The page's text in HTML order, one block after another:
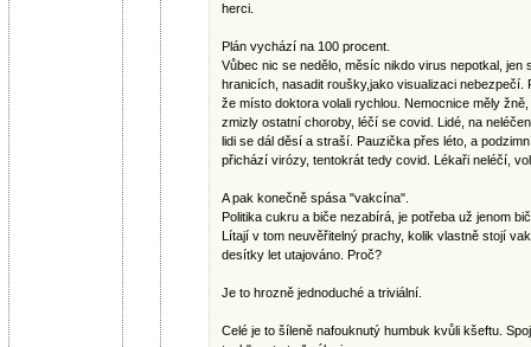
herci.
Plán vychází na 100 procent.
Vůbec nic se nedělo, měsíc nikdo virus nepotkal, jen
hranicích, nasadit roušky,jako visualizaci nebezpečí.
že místo doktora volali rychlou. Nemocnice měly
zmizly ostatní choroby, léčí se covid. Lidé, na
lidi se dál děsí a straší. Pauzička přes léto, a
přichází virózy, tentokrát tedy covid. Lékaři neléčí,
A pak konečně spása "vakcína".
Politika cukru a biče nezabírá, je potřeba už jenom
Lítají v tom neuvěřitelný prachy, kolik vlastně stojí
desítky let utajováno. Proč?
Je to hrozně jednoduché a triviální.
Celé je to šíleně nafouknutý humbuk kvůli kšeftu.